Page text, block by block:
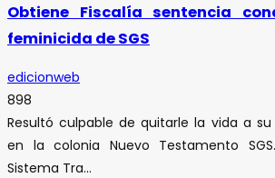
Obtiene Fiscalía sentencia
feminicida de SGS
edicionweb
898
Resultó culpable de quitarle la vida a
en la colonia Nuevo Testamento
Sistema Tra...